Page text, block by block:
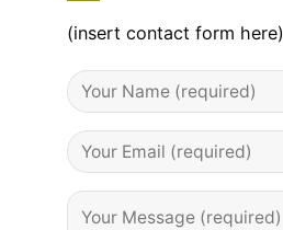
(insert contact form here)